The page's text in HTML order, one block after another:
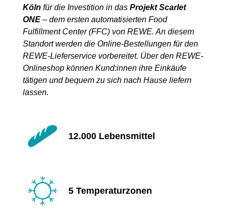
Köln für die Investition in das Projekt Scarlet
ONE – dem ersten automatisierten Food
Fulfillment Center (FFC) von REWE. An diesem
Standort werden die Online-Bestellungen für den
REWE-Lieferservice vorbereitet. Über den REWE-
Onlineshop können Kund:innen ihre Einkäufe
tätigen und bequem zu sich nach Hause liefern
lassen.
12.000 Lebensmittel
5 Temperaturzonen